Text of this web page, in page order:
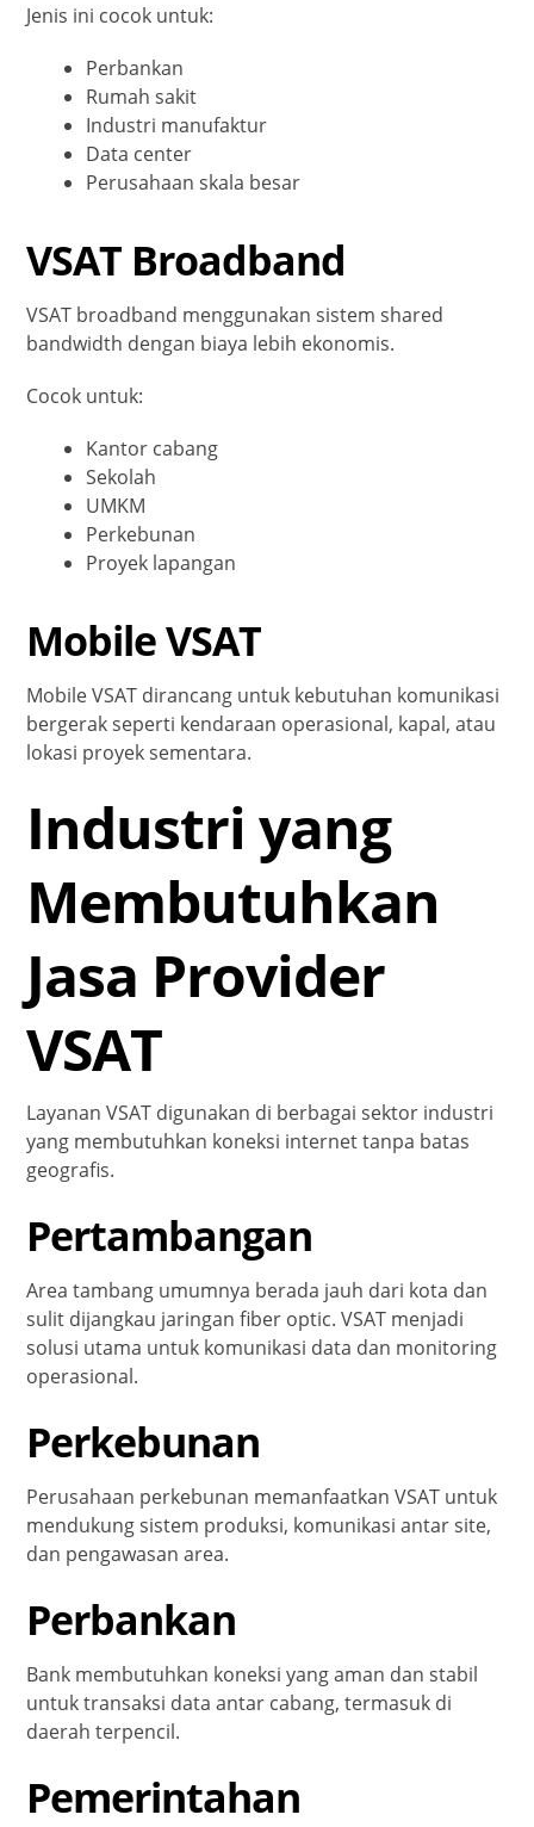
Jenis ini cocok untuk:
Perbankan
Rumah sakit
Industri manufaktur
Data center
Perusahaan skala besar
VSAT Broadband
VSAT broadband menggunakan sistem shared
bandwidth dengan biaya lebih ekonomis.
Cocok untuk:
Kantor cabang
Sekolah
UMKM
Perkebunan
Proyek lapangan
Mobile VSAT
Mobile VSAT dirancang untuk kebutuhan komunikasi
bergerak seperti kendaraan operasional, kapal, atau
lokasi proyek sementara.
Industri yang
Membutuhkan
Jasa Provider
VSAT
Layanan VSAT digunakan di berbagai sektor industri
yang membutuhkan koneksi internet tanpa batas
geografis.
Pertambangan
Area tambang umumnya berada jauh dari kota dan
sulit dijangkau jaringan fiber optic. VSAT menjadi
solusi utama untuk komunikasi data dan monitoring
operasional.
Perkebunan
Perusahaan perkebunan memanfaatkan VSAT untuk
mendukung sistem produksi, komunikasi antar site,
dan pengawasan area.
Perbankan
Bank membutuhkan koneksi yang aman dan stabil
untuk transaksi data antar cabang, termasuk di
daerah terpencil.
Pemerintahan